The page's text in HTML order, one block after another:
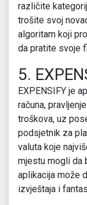
različite
trošite svoj
algoritam koji
da pratite svoje
5.
EXPENSIFY je
računa,
troškova, uz
podsjetnik za
valuta koje
mjestu mogli da
aplikacija može
izvještaja i